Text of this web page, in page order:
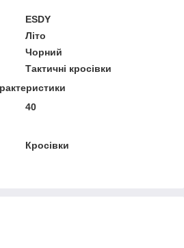
ESDY
Літо
Чорний
Тактичні кросівки
40
Кросівки